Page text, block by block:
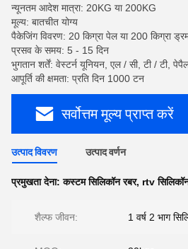
न्यूनतम आदेश मात्रा: 20KG या 200KG
मूल्य: बातचीत योग्य
पैकेजिंग विवरण: 20 किग्रा पेल या 200 किग्रा
प्रसव के समय: 5 - 15 दिन
भुगतान शर्तें: वेस्टर्न यूनियन, एल / सी, टी / टी,
आपूर्ति की क्षमता: प्रति दिन 1000 टन
सर्वोत्तम मूल्य प्राप्त करें
उत्पाद विवरण उत्पाद वर्णन
प्रमुखता देना:कस्टम सिलिकॉन रबर, rtv
शैल्फ जीवन: 1 वर्ष 2 भाग